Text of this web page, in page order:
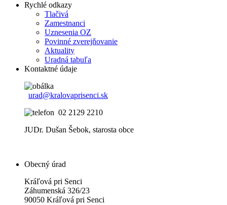
Rychlé odkazy
Tlačivá
Zamestnanci
Uznesenia OZ
Povinné zverejňovanie
Aktuality
Uradná tabuľa
Kontaktné údaje
urad@kralovaprisenci.sk
02 2129 2210
JUDr. Dušan Šebok, starosta obce
Obecný úrad
Kráľová pri Senci
Záhumenská 326/23
90050 Kráľová pri Senci